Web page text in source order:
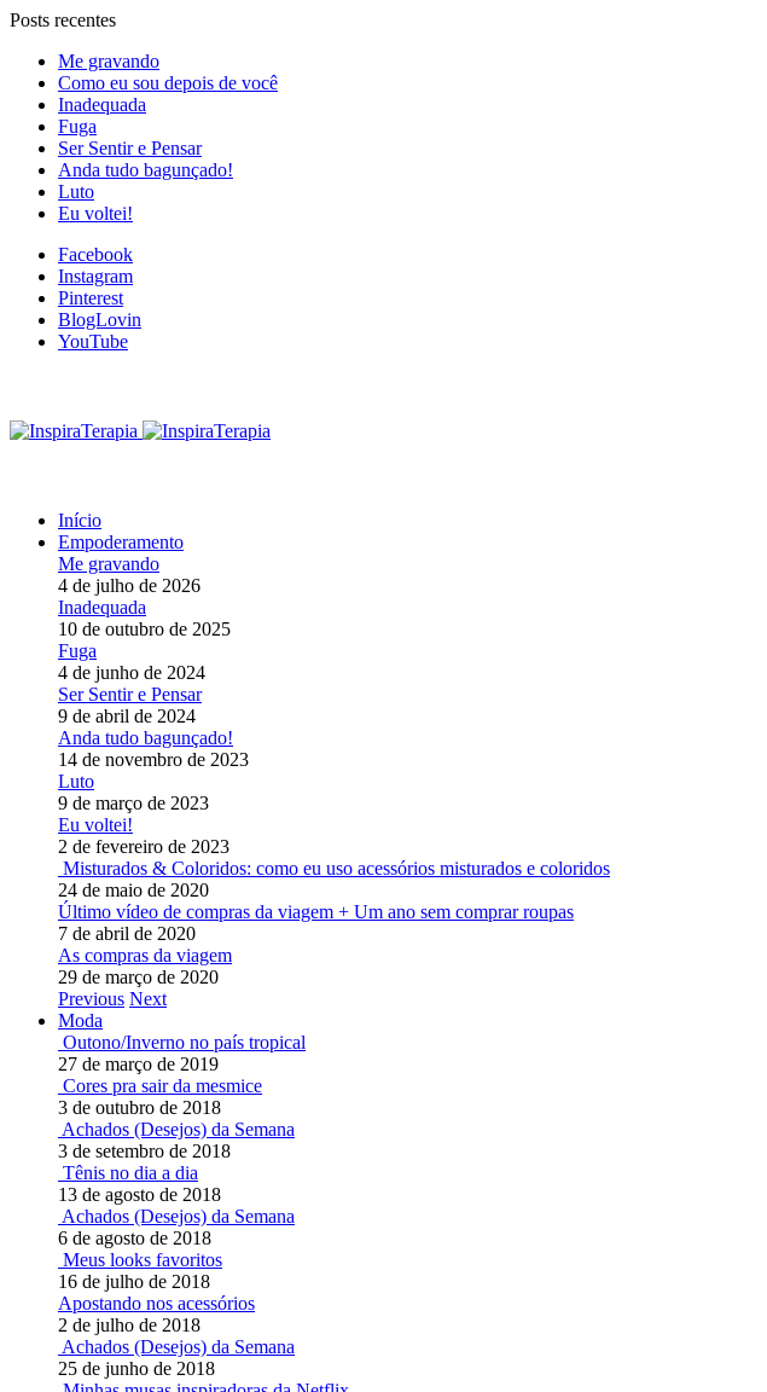
Posts recentes
Me gravando
Como eu sou depois de você
Inadequada
Fuga
Ser Sentir e Pensar
Anda tudo bagunçado!
Luto
Eu voltei!
Facebook
Instagram
Pinterest
BlogLovin
YouTube
Início
Empoderamento
Me gravando
4 de julho de 2026
Inadequada
10 de outubro de 2025
Fuga
4 de junho de 2024
Ser Sentir e Pensar
9 de abril de 2024
Anda tudo bagunçado!
14 de novembro de 2023
Luto
9 de março de 2023
Eu voltei!
2 de fevereiro de 2023
Misturados & Coloridos: como eu uso acessórios misturados e coloridos
24 de maio de 2020
Último vídeo de compras da viagem + Um ano sem comprar roupas
7 de abril de 2020
As compras da viagem
29 de março de 2020
Previous Next
Moda
Outono/Inverno no país tropical
27 de março de 2019
Cores pra sair da mesmice
3 de outubro de 2018
Achados (Desejos) da Semana
3 de setembro de 2018
Tênis no dia a dia
13 de agosto de 2018
Achados (Desejos) da Semana
6 de agosto de 2018
Meus looks favoritos
16 de julho de 2018
Apostando nos acessórios
2 de julho de 2018
Achados (Desejos) da Semana
25 de junho de 2018